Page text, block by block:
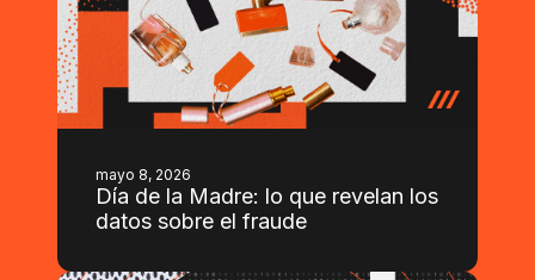
mayo 8, 2026
Día de la Madre: lo que revelan los
datos sobre el fraude